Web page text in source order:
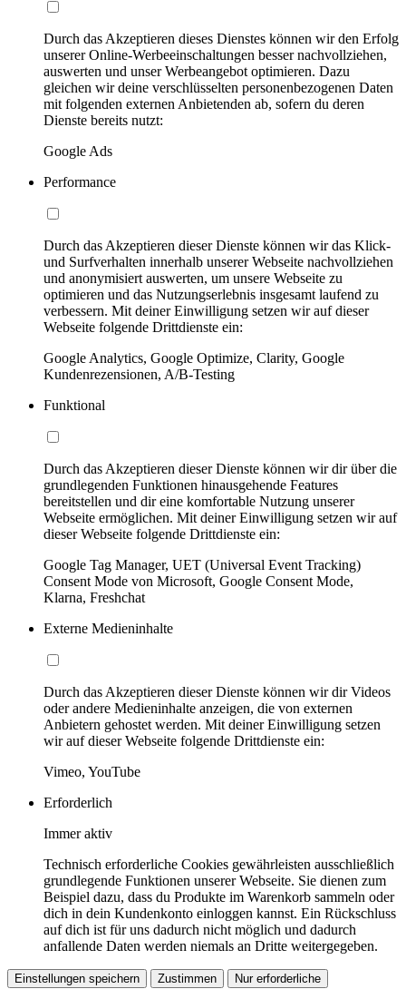
Durch das Akzeptieren dieses Dienstes können wir den Erfolg
unserer Online-Werbeeinschaltungen besser nachvollziehen,
auswerten und unser Werbeangebot optimieren. Dazu
gleichen wir deine verschlüsselten personenbezogenen Daten
mit folgenden externen Anbietenden ab, sofern du deren
Dienste bereits nutzt:
Google Ads
Performance
Durch das Akzeptieren dieser Dienste können wir das Klick-
und Surfverhalten innerhalb unserer Webseite nachvollziehen
und anonymisiert auswerten, um unsere Webseite zu
optimieren und das Nutzungserlebnis insgesamt laufend zu
verbessern. Mit deiner Einwilligung setzen wir auf dieser
Webseite folgende Drittdienste ein:
Google Analytics, Google Optimize, Clarity, Google
Kundenrezensionen, A/B-Testing
Funktional
Durch das Akzeptieren dieser Dienste können wir dir über die
grundlegenden Funktionen hinausgehende Features
bereitstellen und dir eine komfortable Nutzung unserer
Webseite ermöglichen. Mit deiner Einwilligung setzen wir auf
dieser Webseite folgende Drittdienste ein:
Google Tag Manager, UET (Universal Event Tracking)
Consent Mode von Microsoft, Google Consent Mode,
Klarna, Freshchat
Externe Medieninhalte
Durch das Akzeptieren dieser Dienste können wir dir Videos
oder andere Medieninhalte anzeigen, die von externen
Anbietern gehostet werden. Mit deiner Einwilligung setzen
wir auf dieser Webseite folgende Drittdienste ein:
Vimeo, YouTube
Erforderlich
Immer aktiv
Technisch erforderliche Cookies gewährleisten ausschließlich
grundlegende Funktionen unserer Webseite. Sie dienen zum
Beispiel dazu, dass du Produkte im Warenkorb sammeln oder
dich in dein Kundenkonto einloggen kannst. Ein Rückschluss
auf dich ist für uns dadurch nicht möglich und dadurch
anfallende Daten werden niemals an Dritte weitergegeben.
Einstellungen speichern Zustimmen Nur erforderliche